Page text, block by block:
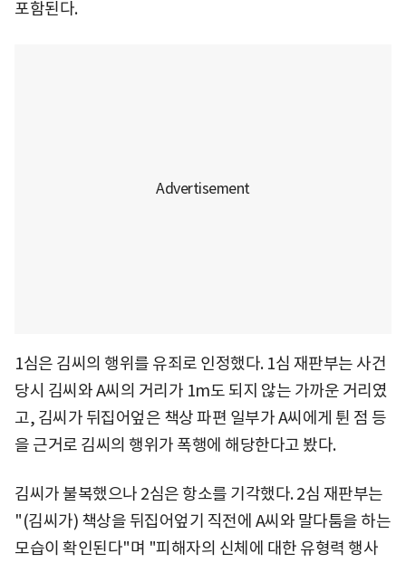
포함된다.
1심은 김씨의 행위를 유죄로 인정했다. 1심 재판부는 사건
당시 김씨와 A씨의 거리가 1m도 되지 않는 가까운 거리였
고, 김씨가 뒤집어엎은 책상 파편 일부가 A씨에게 튄 점 등
을 근거로 김씨의 행위가 폭행에 해당한다고 봤다.
김씨가 불복했으나 2심은 항소를 기각했다. 2심 재판부는
"(김씨가) 책상을 뒤집어엎기 직전에 A씨와 말다툼을 하는
모습이 확인된다"며 "피해자의 신체에 대한 유형력 행사